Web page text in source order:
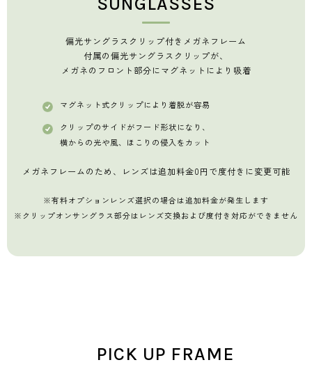
偏光サングラスクリップ付きメガネフレーム
付属の偏光サングラスクリップが、
メガネのフロント部分にマグネットにより吸着
マグネット式クリップにより着脱が容易
クリップのサイドがフード形状になり、
横からの光や風、ほこりの侵入をカット
メガネフレームのため、レンズは追加料金0円で度付きに変更可能
※有料オプションレンズ選択の場合は追加料金が発生します
※クリップオンサングラス部分はレンズ交換および度付き対応ができません
PICK UP FRAME